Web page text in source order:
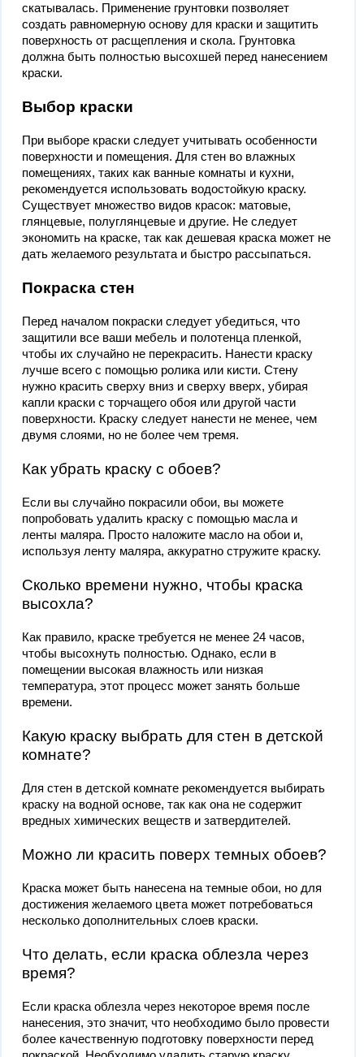
скатывалась. Применение грунтовки позволяет
создать равномерную основу для краски и защитить
поверхность от расщепления и скола. Грунтовка
должна быть полностью высохшей перед нанесением
краски.
Выбор краски
При выборе краски следует учитывать особенности
поверхности и помещения. Для стен во влажных
помещениях, таких как ванные комнаты и кухни,
рекомендуется использовать водостойкую краску.
Существует множество видов красок: матовые,
глянцевые, полуглянцевые и другие. Не следует
экономить на краске, так как дешевая краска может не
дать желаемого результата и быстро рассыпаться.
Покраска стен
Перед началом покраски следует убедиться, что
защитили все ваши мебель и полотенца пленкой,
чтобы их случайно не перекрасить. Нанести краску
лучше всего с помощью ролика или кисти. Стену
нужно красить сверху вниз и сверху вверх, убирая
капли краски с торчащего обоя или другой части
поверхности. Краску следует нанести не менее, чем
двумя слоями, но не более чем тремя.
Как убрать краску с обоев?
Если вы случайно покрасили обои, вы можете
попробовать удалить краску с помощью масла и
ленты маляра. Просто наложите масло на обои и,
используя ленту маляра, аккуратно стружите краску.
Сколько времени нужно, чтобы краска
высохла?
Как правило, краске требуется не менее 24 часов,
чтобы высохнуть полностью. Однако, если в
помещении высокая влажность или низкая
температура, этот процесс может занять больше
времени.
Какую краску выбрать для стен в детской
комнате?
Для стен в детской комнате рекомендуется выбирать
краску на водной основе, так как она не содержит
вредных химических веществ и затвердителей.
Можно ли красить поверх темных обоев?
Краска может быть нанесена на темные обои, но для
достижения желаемого цвета может потребоваться
несколько дополнительных слоев краски.
Что делать, если краска облезла через
время?
Если краска облезла через некоторое время после
нанесения, это значит, что необходимо было провести
более качественную подготовку поверхности перед